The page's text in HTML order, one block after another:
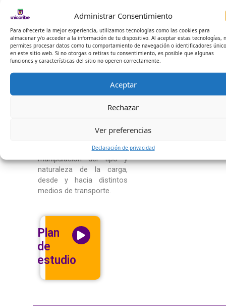
Administrar Consentimiento
Para ofrecerte la mejor experiencia, utilizamos tecnologías como las cookies para
almacenar y/o acceder a la información de tu dispositivo. Al aceptar estas tecnologías,
permites procesar datos como tu comportamiento de navegación o identificadores
en este sitio web. Si no otorgas o retiras tu consentimiento, es posible que algunas
funciones y características del sitio no operen correctamente.
Aceptar
Rechazar
Ver preferencias
Declaración de privacidad
consolidación,
desconsolidación de carga
y mercancías; cumpliendo
con la normatividad
vigente en cuanto a
protección del medio
ambiente, seguridad y
salud en el trabajo, con el
fin de contribuir a la
tiempos, los recursos y
equipos involucrados en
los procesos de
manipulación del tipo y
naturaleza de la carga,
desde y hacia distintos
medios de transporte.
Plan
de
estudio